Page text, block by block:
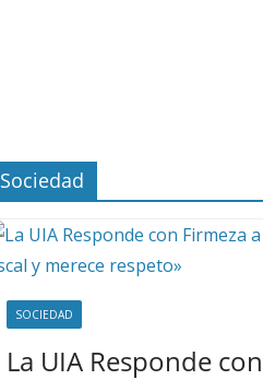
Sociedad
SOCIEDAD
La UIA Responde